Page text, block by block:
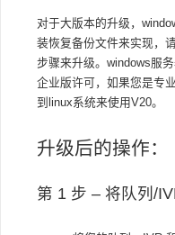
对于大版本的升级，
装恢复备份文件来实现，
步骤来升级。windows服
企业版许可，如果您是专
到linux系统来使用V20。
升级后的操作：
第 1 步 – 将队列/